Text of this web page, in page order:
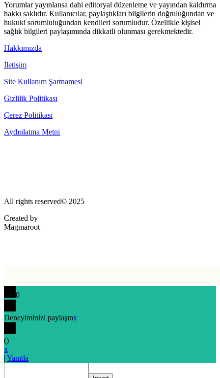
Yorumlar yayınlansa dahi editoryal düzenleme ve yayından kaldırma
hakkı saklıdır. Kullanıcılar, paylaştıkları bilgilerin doğruluğundan ve
hukuki sorumluluğundan kendileri sorumludur. Özellikle kişisel
sağlık bilgileri paylaşımında dikkatli olunması gerekmektedir.
Hakkımızda
İletişim
Site Kullanım Şartnamesi
Gizlilik Politikası
Çerez Politikası
Aydınlatma Metni
All rights reserved© 2025
Created by
Magmaroot
0
Deneyiminizi paylaşınx
()
x
| Yanıtla